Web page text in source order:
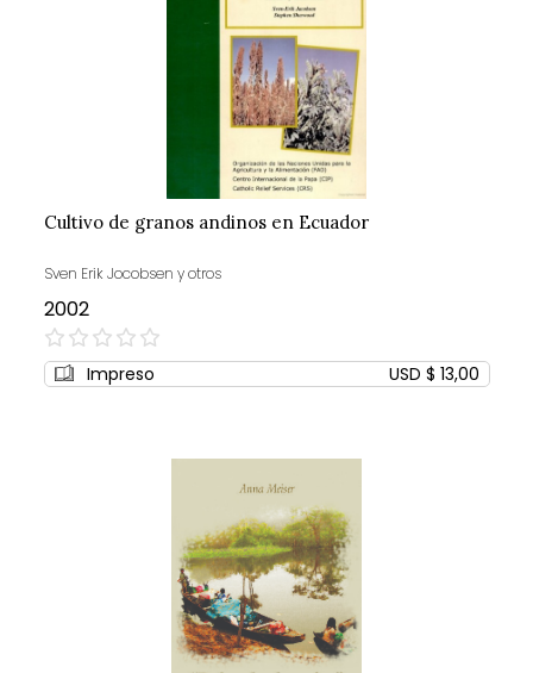
Cultivo de granos andinos en Ecuador
Sven Erik Jocobsen y otros
2002
0%
Impreso USD $ 13,00